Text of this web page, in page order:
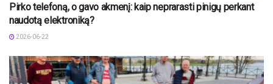
Pirko telefoną, o gavo akmenį: kaip neprarasti pinigų perkant
naudotą elektroniką?
2026-06-22